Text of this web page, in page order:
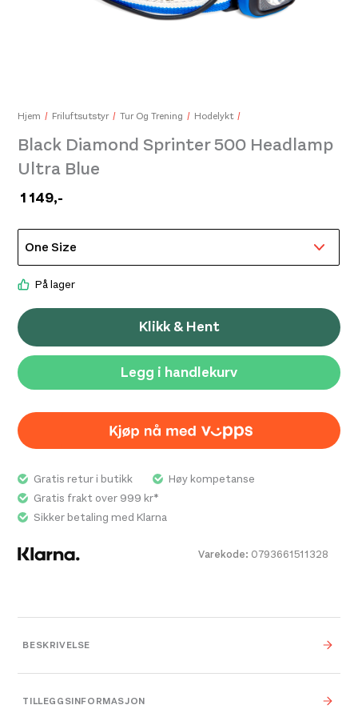
Hjem Friluftsutstyr Tur Og Trening Hodelykt
Black Diamond Sprinter 500 Headlamp
Ultra Blue
1 149,-
På lager
Klikk & Hent
Legg i handlekurv
Varekode: 0793661511328
Gratis retur i butikk
Høy kompetanse
Gratis frakt over 999 kr*
Sikker betaling med Klarna
BESKRIVELSE
TILLEGGSINFORMASJON